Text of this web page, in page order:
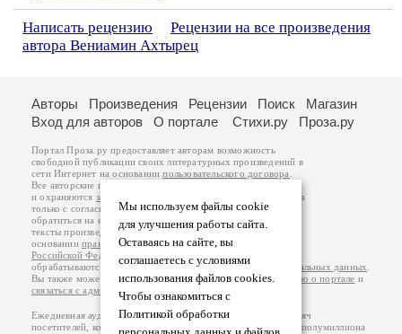
Написать рецензию
Рецензии на все произведения
автора Вениамин Ахтырец
Мы используем файлы cookie
для улучшения работы сайта.
Оставаясь на сайте, вы
соглашаетесь с условиями
использования файлов cookies.
Чтобы ознакомиться с
Политикой обработки
Авторы Произведения Рецензии Поиск
Магазин
Вход для авторов
О портале Стихи.ру Проза.ру
Портал Проза.ру предоставляет авторам возможность
свободной публикации своих литературных произведений в
сети Интернет на основаниипользовательского договора
Все авторские права на произведения принадлежат авторам
и охраняются законом
. Перепечатка произведений возможна
только с согласия его автора, к которому вы можете
обратиться на его авторской странице. Ответственность за
тексты произведений авторы несут самостоятельно на
основанииправил публикацииизаконодательства
Российской Федерации
обрабатываются на основанииПолитики обработки персональных данных
Вы также можете посмотреть более подробнуюинформацию о портале и
связаться с администрацией
Ежедневная аудитория портала Проза.ру – порядка 100 тысяч
посетителей, которые в общей сумме просматривают более полумиллиона